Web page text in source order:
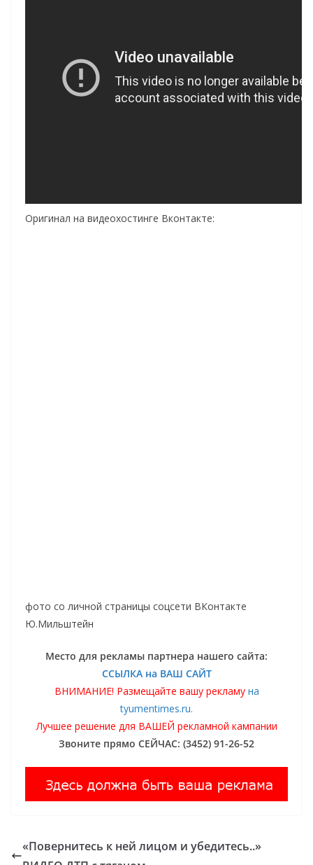
Оригинал на видеохостинге Вконтакте:
фото со личной страницы соцсети ВКонтакте
Ю.Мильштейн
Место для рекламы партнера нашего сайта:
ССЫЛКА на ВАШ САЙТ
ВНИМАНИЕ! Размещайте вашу рекламу на
tyumentimes.ru.
Лучшее решение для ВАШЕЙ рекламной кампании
Звоните прямо СЕЙЧАС: (3452) 91-26-52
«Повернитесь к ней лицом и убедитесь..»